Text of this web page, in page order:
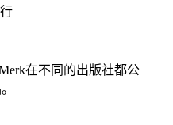
在不同的出版社都公